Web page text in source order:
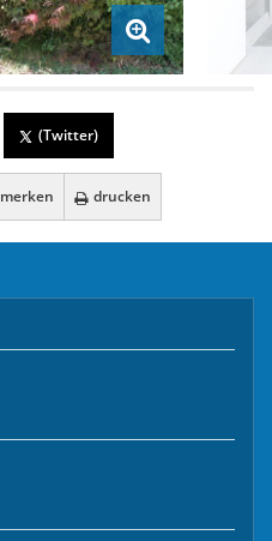
(Twitter)
merken drucken